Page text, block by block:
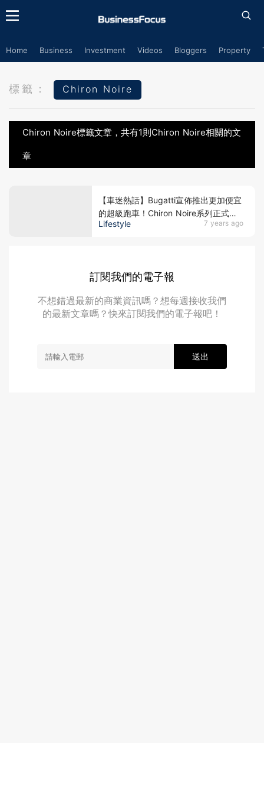
Home Business Investment Videos Bloggers Property
標籤： Chiron Noire
Chiron Noire標籤文章，共有1則Chiron Noire相關的文
章
Lifestyle 7 years ago
【車迷熱話】Bugatti宣佈推出更加便宜
的超級跑車！Chiron Noire系列正式登
場
訂閱我們的電子報
不想錯過最新的商業資訊嗎？想每週接收我們
的最新文章嗎？快來訂閱我們的電子報吧！
送出